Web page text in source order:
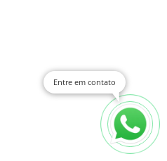
Entre em contato